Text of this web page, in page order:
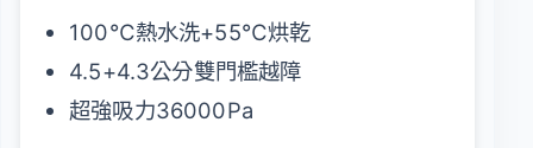
100℃熱水洗+55℃烘乾
4.5+4.3公分雙門檻越障
超強吸力36000Pa